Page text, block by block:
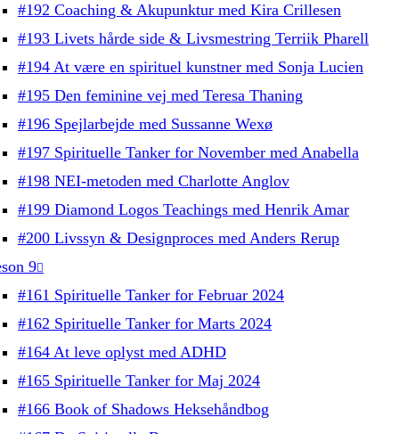
#192 Coaching & Akupunktur med Kira Crillesen
#193 Livets hårde side & Livsmestring Terriik Pharell
#194 At være en spirituel kunstner med Sonja Lucien
#195 Den feminine vej med Teresa Thaning
#196 Spejlarbejde med Sussanne Wexø
#197 Spirituelle Tanker for November med Anabella
#198 NEI-metoden med Charlotte Anglov
#199 Diamond Logos Teachings med Henrik Amar
#200 Livssyn & Designproces med Anders Rerup
9
#161 Spirituelle Tanker for Februar 2024
#162 Spirituelle Tanker for Marts 2024
#164 At leve oplyst med ADHD
#165 Spirituelle Tanker for Maj 2024
#166 Book of Shadows Heksehåndbog